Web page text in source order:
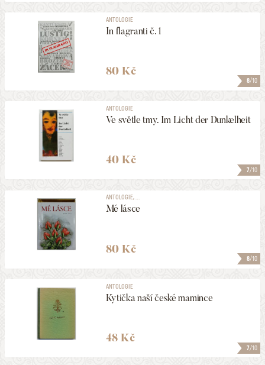
8/10
ANTOLOGIE
In flagranti č. 1
80 Kč
7/10
ANTOLOGIE
Ve světle tmy. Im Licht der Dunkelheit
40 Kč
8/10
ANTOLOGIE, ...
Mé lásce
80 Kč
7/10
ANTOLOGIE
Kytička naší české mamince
48 Kč